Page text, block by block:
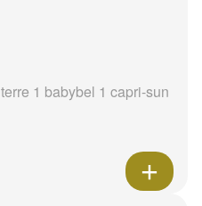
1 babybel 1 capri-sun